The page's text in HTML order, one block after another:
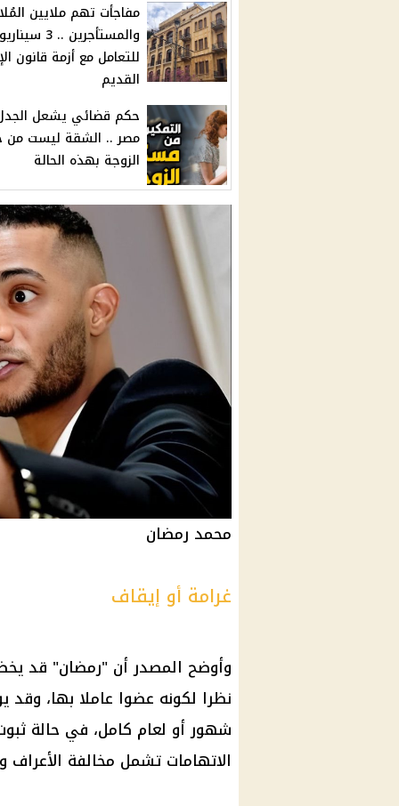
مفاجأت تهم ملايين
والمستأجرين ..
للتعامل مع أزمة قانون
القديم
حكم قضائي يشعل
مصر .. الشقة ليست
الزوجة بهذه الحالة
محمد رمضان
غرامة أو إيقاف
وأوضح المصدر أن "رمضان" قد
شهور أو لعام كامل، في حالة
الاتهامات تشمل مخالفة الأعراف